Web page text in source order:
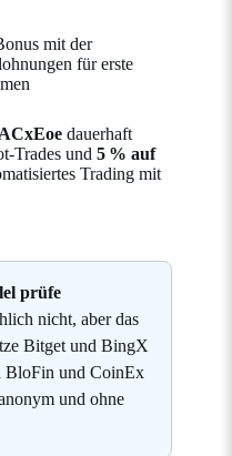
mit der
für erste
dauerhaft
Trades und 5 % auf
Trading mit
prüfe
nicht, aber das
Bitget und BingX
BloFin und CoinEx
und ohne